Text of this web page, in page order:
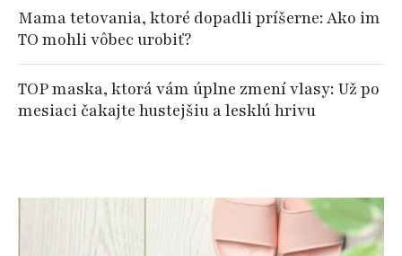
Mama tetovania, ktoré dopadli príšerne: Ako im
TO mohli vôbec urobiť?
TOP maska, ktorá vám úplne zmení vlasy: Už po
mesiaci čakajte hustejšiu a lesklú hrivu